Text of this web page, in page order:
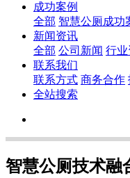
成功案例
全部 智慧公厕成功
新闻资讯
全部 公司新闻 行
联系我们
联系方式 商务合作
全站搜索
智慧公厕技术融